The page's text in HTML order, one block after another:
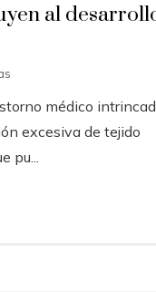
al
médico
excesiva de tejido
pu...